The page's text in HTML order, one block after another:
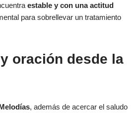
estable y con una actitud
para sobrellevar un tratamiento
oración desde la
, además de acercar el saludo